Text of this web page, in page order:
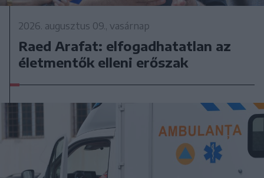
2026. augusztus 09., vasárnap
Raed Arafat: elfogadhatatlan az
életmentők elleni erőszak